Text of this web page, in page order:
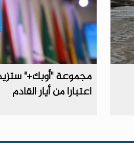
مجموعة "أوبك+"
اعتبارا من أيار القادم